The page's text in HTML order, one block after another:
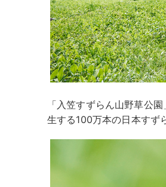
「入笠すずらん山野草公
生する100万本の日本すず